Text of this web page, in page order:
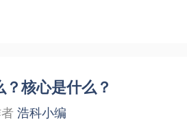
核心是什么？
浩科小编